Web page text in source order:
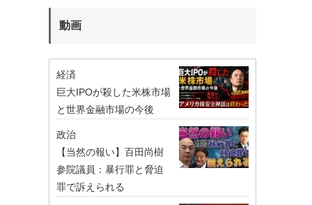
動画
経済
巨大IPOが殺した米株市場
と世界金融市場の今後
政治
【当然の報い】百田尚樹
参院議員：暴行罪と脅迫
罪で訴えられる